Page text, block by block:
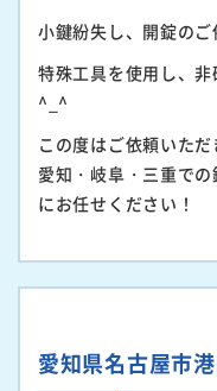
小鍵紛失し、開錠のご
特殊工具を使用し、
^_^
この度はご依頼いた
愛知・岐阜・三重での
にお任せください！
愛知県名古屋市